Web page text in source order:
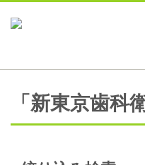
「新東京歯科